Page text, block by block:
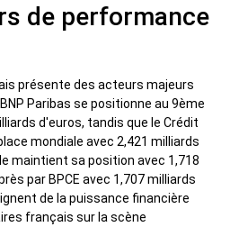
de performance
présente des acteurs majeurs
Paribas se positionne au 9ème
d'euros, tandis que le Crédit
mondiale avec 2,421 milliards
maintient sa position avec 1,718
par BPCE avec 1,707 milliards
de la puissance financière
français sur la scène